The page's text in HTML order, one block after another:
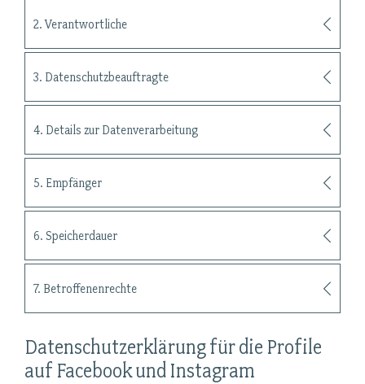
2. Verantwortliche
3. Datenschutzbeauftragte
4. Details zur Datenverarbeitung
5. Empfänger
6. Speicherdauer
7. Betroffenenrechte
Datenschutzerklärung für die Profile
auf Facebook und Instagram